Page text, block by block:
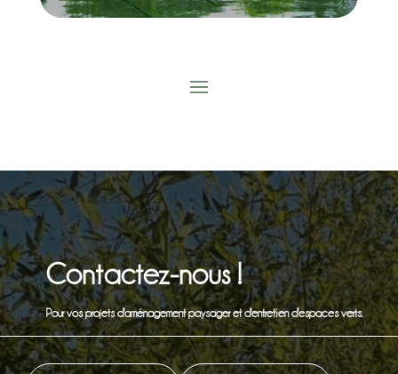
Contactez-nous !
Pour vos projets d'aménagement paysager et d'entretien d'espaces verts.